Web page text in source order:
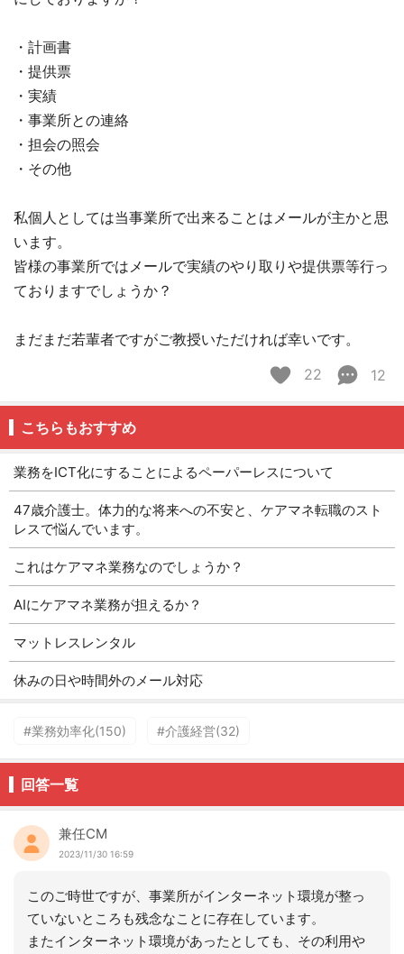
・計画書
・提供票
・実績
・事業所との連絡
・担会の照会
・その他
私個人としては当事業所で出来ることはメールが主かと思
います。
皆様の事業所ではメールで実績のやり取りや提供票等行っ
ておりますでしょうか？
まだまだ若輩者ですがご教授いただければ幸いです。
22
12
こちらもおすすめ
業務をICT化にすることによるペーパーレスについて
47歳介護士。体力的な将来への不安と、ケアマネ転職のスト
レスで悩んでいます。
これはケアマネ業務なのでしょうか？
AIにケアマネ業務が担えるか？
マットレスレンタル
休みの日や時間外のメール対応
#業務効率化(150) #介護経営(32)
回答一覧
兼任CM
2023/11/30 16:59
このご時世ですが、事業所がインターネット環境が整っ
ていないところも残念なことに存在しています。
またインターネット環境があったとしても、その利用や